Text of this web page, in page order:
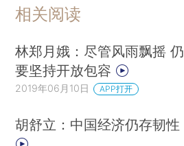
相关阅读
林郑月娥：尽管风雨飘摇 仍
要坚持开放包容
2019年06月10日 APP打开
胡舒立：中国经济仍存韧性